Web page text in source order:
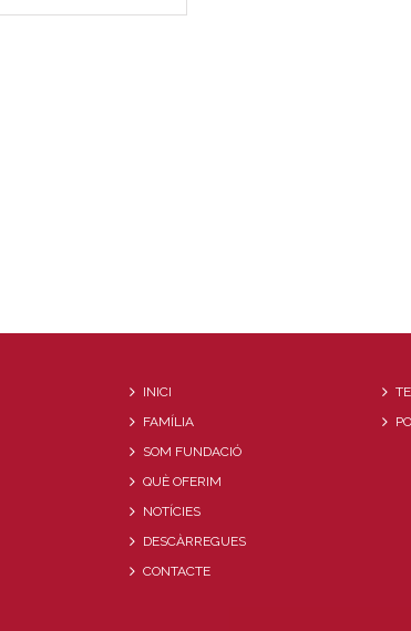
INICI
FAMÍLIA
SOM FUNDACIÓ
QUÈ OFERIM
NOTÍCIES
DESCÀRREGUES
CONTACTE